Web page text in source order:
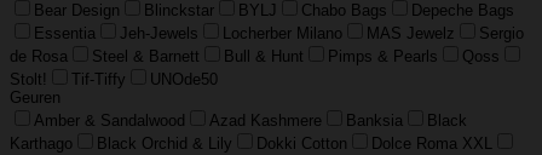
Bear Design
Blinckstar BYLJ Chabo Bags
Depeche Bags
Essentia
Jeh-Jewels Locherber Milano MAS Jewelz
Sergio
de Rosa
Steel & Barnett Bull & Hunt Pimps & Pearls
Qoss
Stolt!
Tif-Tiffy
UNOde50
Geuren
Amber & Sandalwood
Azad Kashmere Banksia
Black
Karthago
Black Orchid & Lily Dokki Cotton
Dolce Roma XXL